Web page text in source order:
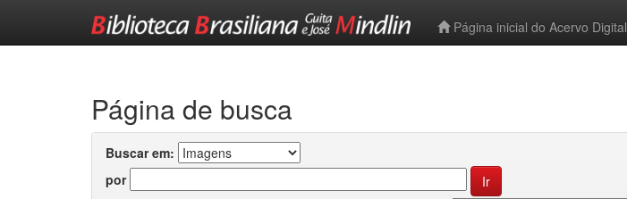
Página inicial do Acervo Digital
Página de busca
Buscar em:
por